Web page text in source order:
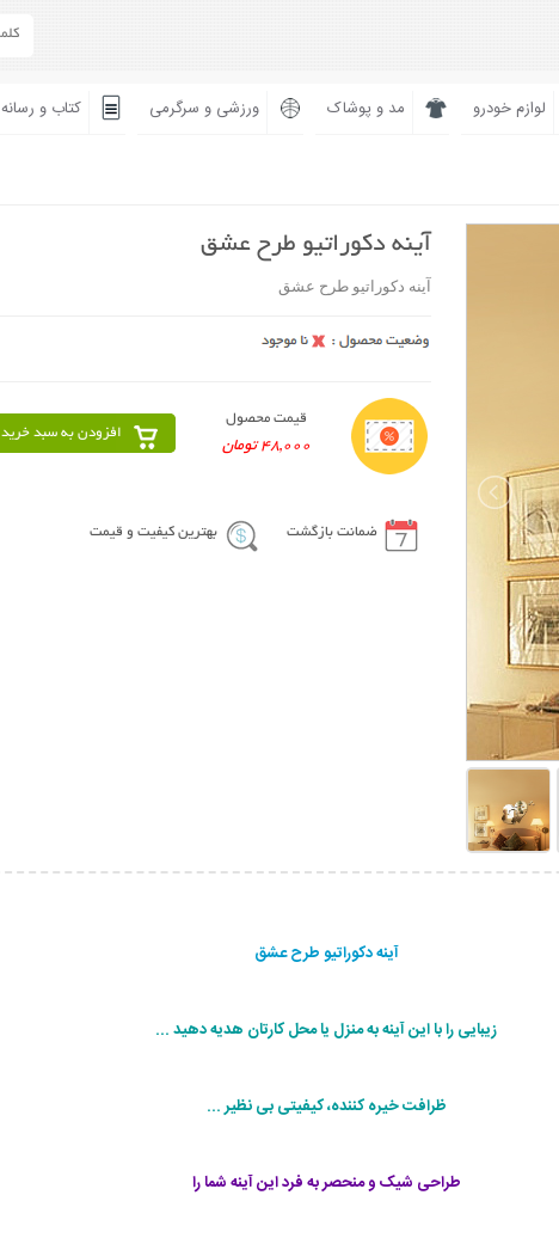
لوازم خودرو مد و پوشاک ورزشی و سرگرمی کتاب و رسانه
آینه دکوراتیو طرح عشق
آینه دکوراتیو طرح عشق
قیمت محصول
48,000 تومان
افزودن به سبد خرید
ضمانت بازگشت بهترین کیفیت و قیمت
آینه دکوراتیو طرح عشق
زیبایی را با این آینه به منزل یا محل کارتان هدیه دهید ...
ظرافت خیره کننده، کیفیتی بی نظیر ...
طراحی شیک و منحصر به فرد این آینه شما را